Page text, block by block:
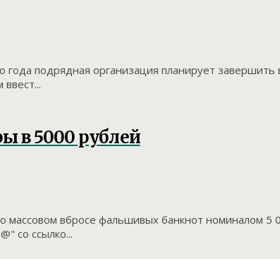
подрядная организация планирует
в 5000 рублей
массовом вбросе фальшивых банкнот номиналом 5
со ссылко...